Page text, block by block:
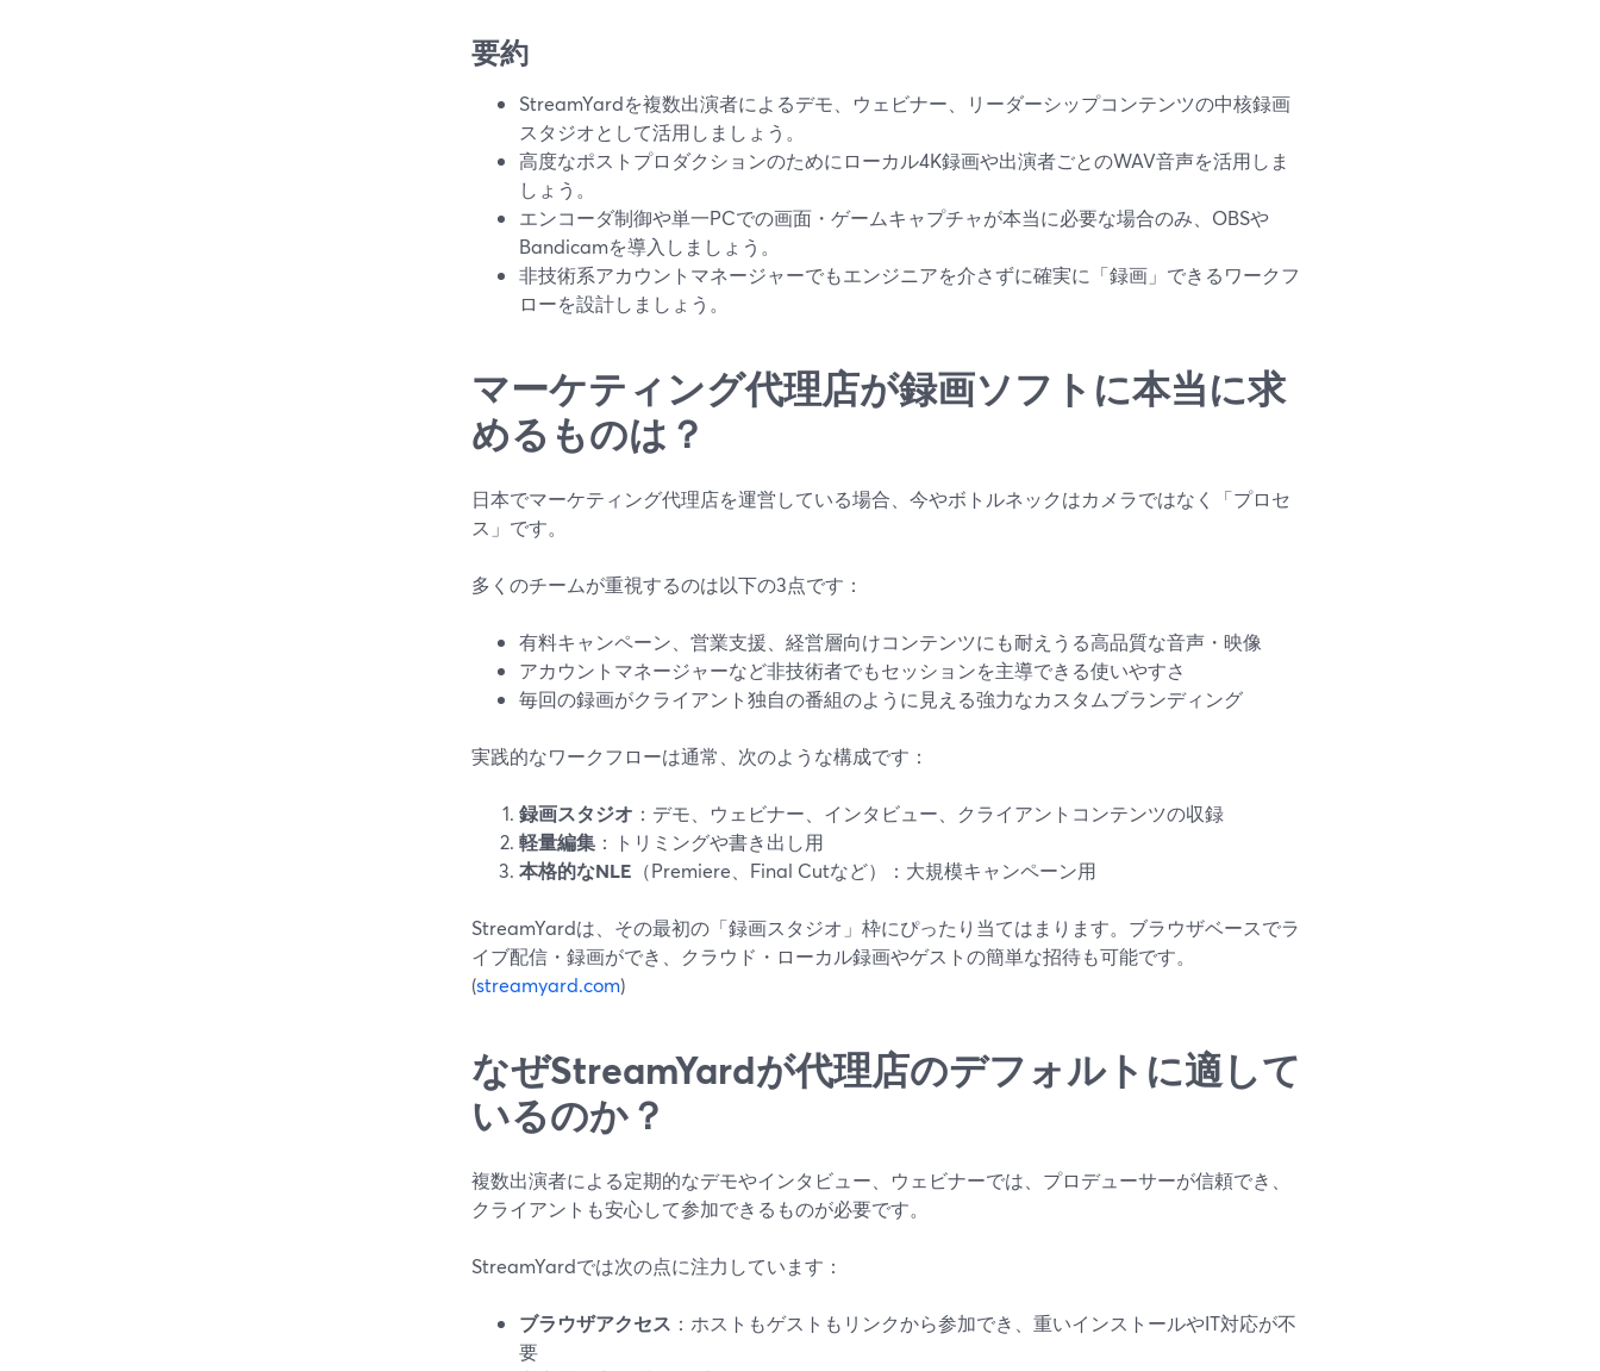
要約
StreamYardを複数出演者によるデモ、ウェビナー、リーダーシップコンテンツの中核録画
スタジオとして活用しましょう。
高度なポストプロダクションのためにローカル4K録画や出演者ごとのWAV音声を活用しま
しょう。
エンコーダ制御や単一PCでの画面・ゲームキャプチャが本当に必要な場合のみ、OBSや
Bandicamを導入しましょう。
非技術系アカウントマネージャーでもエンジニアを介さずに確実に「録画」できるワークフ
ローを設計しましょう。
マーケティング代理店が録画ソフトに本当に求
めるものは？
日本でマーケティング代理店を運営している場合、今やボトルネックはカメラではなく「プロセ
ス」です。
多くのチームが重視するのは以下の3点です：
有料キャンペーン、営業支援、経営層向けコンテンツにも耐えうる高品質な音声・映像
アカウントマネージャーなど非技術者でもセッションを主導できる使いやすさ
毎回の録画がクライアント独自の番組のように見える強力なカスタムブランディング
実践的なワークフローは通常、次のような構成です：
録画スタジオ ：デモ、ウェビナー、インタビュー、クライアントコンテンツの収録
軽量編集 ：トリミングや書き出し用
本格的なNLE （Premiere、Final Cutなど）：大規模キャンペーン用
StreamYardは、その最初の「録画スタジオ」枠にぴったり当てはまります。ブラウザベースでラ
イブ配信・録画ができ、クラウド・ローカル録画やゲストの簡単な招待も可能です。
(streamyard.com)
なぜStreamYardが代理店のデフォルトに適して
いるのか？
複数出演者による定期的なデモやインタビュー、ウェビナーでは、プロデューサーが信頼でき、
クライアントも安心して参加できるものが必要です。
StreamYardでは次の点に注力しています：
ブラウザアクセス ：ホストもゲストもリンクから参加でき、重いインストールやIT対応が不
要